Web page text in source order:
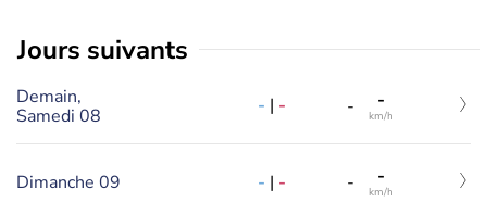
jours suivants
Demain,
Samedi 08
- | - - -
km/h
Dimanche 09 - | - - -
km/h